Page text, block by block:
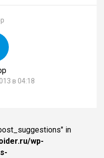
в 04:18
in
wp-